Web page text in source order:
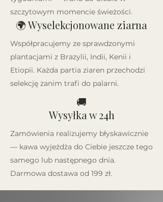
szczytowym momencie świeżości.
🌍 Wyselekcjonowane ziarna
Współpracujemy ze sprawdzonymi
plantacjami z Brazylii, Indii, Kenii i
Etiopii. Każda partia ziaren przechodzi
selekcję zanim trafi do palarni.
🚚
Wysyłka w 24h
Zamówienia realizujemy błyskawicznie
— kawa wyjeżdża do Ciebie jeszcze tego
samego lub następnego dnia.
Darmowa dostawa od 199 zł.